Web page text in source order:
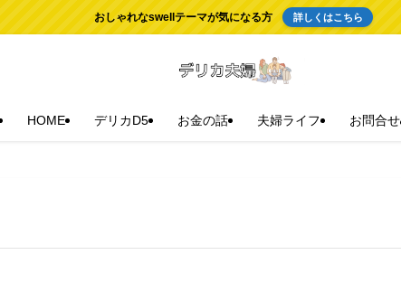
おしゃれなswellテーマが気になる方 詳しくはこちら
HOME デリカD5 お金の話 夫婦ライフ お問合せ